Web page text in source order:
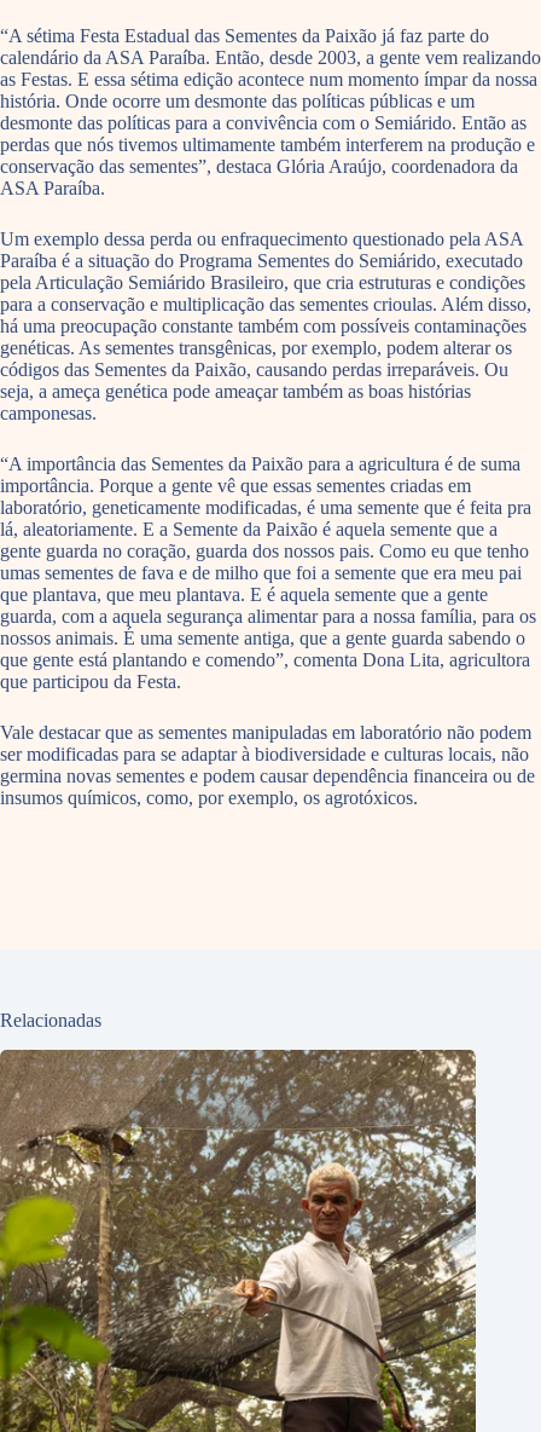
“A sétima Festa Estadual das Sementes da Paixão já faz parte do
calendário da ASA Paraíba. Então, desde 2003, a gente vem realizando
as Festas. E essa sétima edição acontece num momento ímpar da nossa
história. Onde ocorre um desmonte das políticas públicas e um
desmonte das políticas para a convivência com o Semiárido. Então as
perdas que nós tivemos ultimamente também interferem na produção e
conservação das sementes”, destaca Glória Araújo, coordenadora da
ASA Paraíba.
Um exemplo dessa perda ou enfraquecimento questionado pela ASA
Paraíba é a situação do Programa Sementes do Semiárido, executado
pela Articulação Semiárido Brasileiro, que cria estruturas e condições
para a conservação e multiplicação das sementes crioulas. Além disso,
há uma preocupação constante também com possíveis contaminações
genéticas. As sementes transgênicas, por exemplo, podem alterar os
códigos das Sementes da Paixão, causando perdas irreparáveis. Ou
seja, a ameça genética pode ameaçar também as boas histórias
camponesas.
“A importância das Sementes da Paixão para a agricultura é de suma
importância. Porque a gente vê que essas sementes criadas em
laboratório, geneticamente modificadas, é uma semente que é feita pra
lá, aleatoriamente. E a Semente da Paixão é aquela semente que a
gente guarda no coração, guarda dos nossos pais. Como eu que tenho
umas sementes de fava e de milho que foi a semente que era meu pai
que plantava, que meu plantava. E é aquela semente que a gente
guarda, com a aquela segurança alimentar para a nossa família, para os
nossos animais. É uma semente antiga, que a gente guarda sabendo o
que gente está plantando e comendo”, comenta Dona Lita, agricultora
que participou da Festa.
Vale destacar que as sementes manipuladas em laboratório não podem
ser modificadas para se adaptar à biodiversidade e culturas locais, não
germina novas sementes e podem causar dependência financeira ou de
insumos químicos, como, por exemplo, os agrotóxicos.
Relacionadas